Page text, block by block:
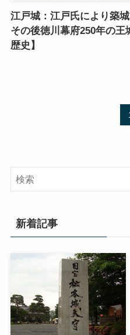
江戸城：江戸氏により築
その後徳川幕府250年の
歴史】
新着記事